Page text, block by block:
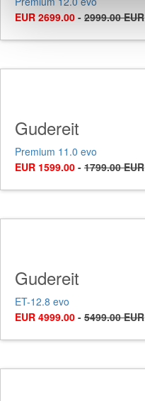
EUR 2699.00 - 2999.00 EUR
Gudereit
Premium 11.0 evo
EUR 1599.00 - 1799.00 EUR
Gudereit
ET-12.8 evo
EUR 4999.00 - 5499.00 EUR